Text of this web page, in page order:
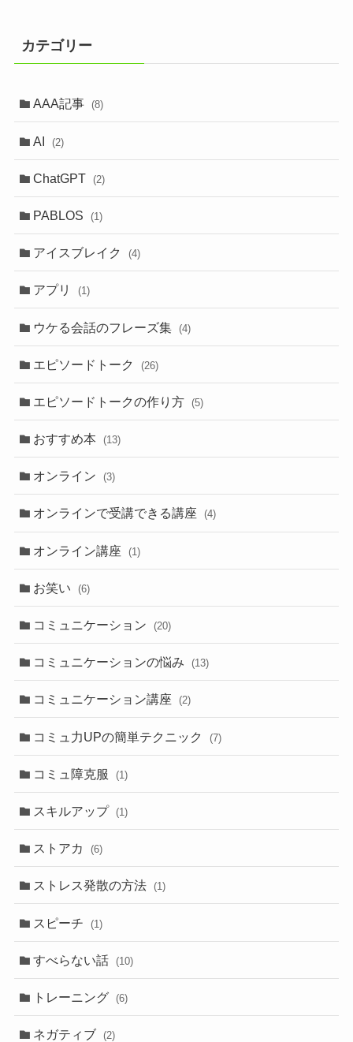
カテゴリー
AAA記事 (8)
AI (2)
ChatGPT (2)
PABLOS (1)
アイスブレイク (4)
アプリ (1)
ウケる会話のフレーズ集 (4)
エピソードトーク (26)
エピソードトークの作り方 (5)
おすすめ本 (13)
オンライン (3)
オンラインで受講できる講座 (4)
オンライン講座 (1)
お笑い (6)
コミュニケーション (20)
コミュニケーションの悩み (13)
コミュニケーション講座 (2)
コミュ力UPの簡単テクニック (7)
コミュ障克服 (1)
スキルアップ (1)
ストアカ (6)
ストレス発散の方法 (1)
スピーチ (1)
すべらない話 (10)
トレーニング (6)
ネガティブ (2)